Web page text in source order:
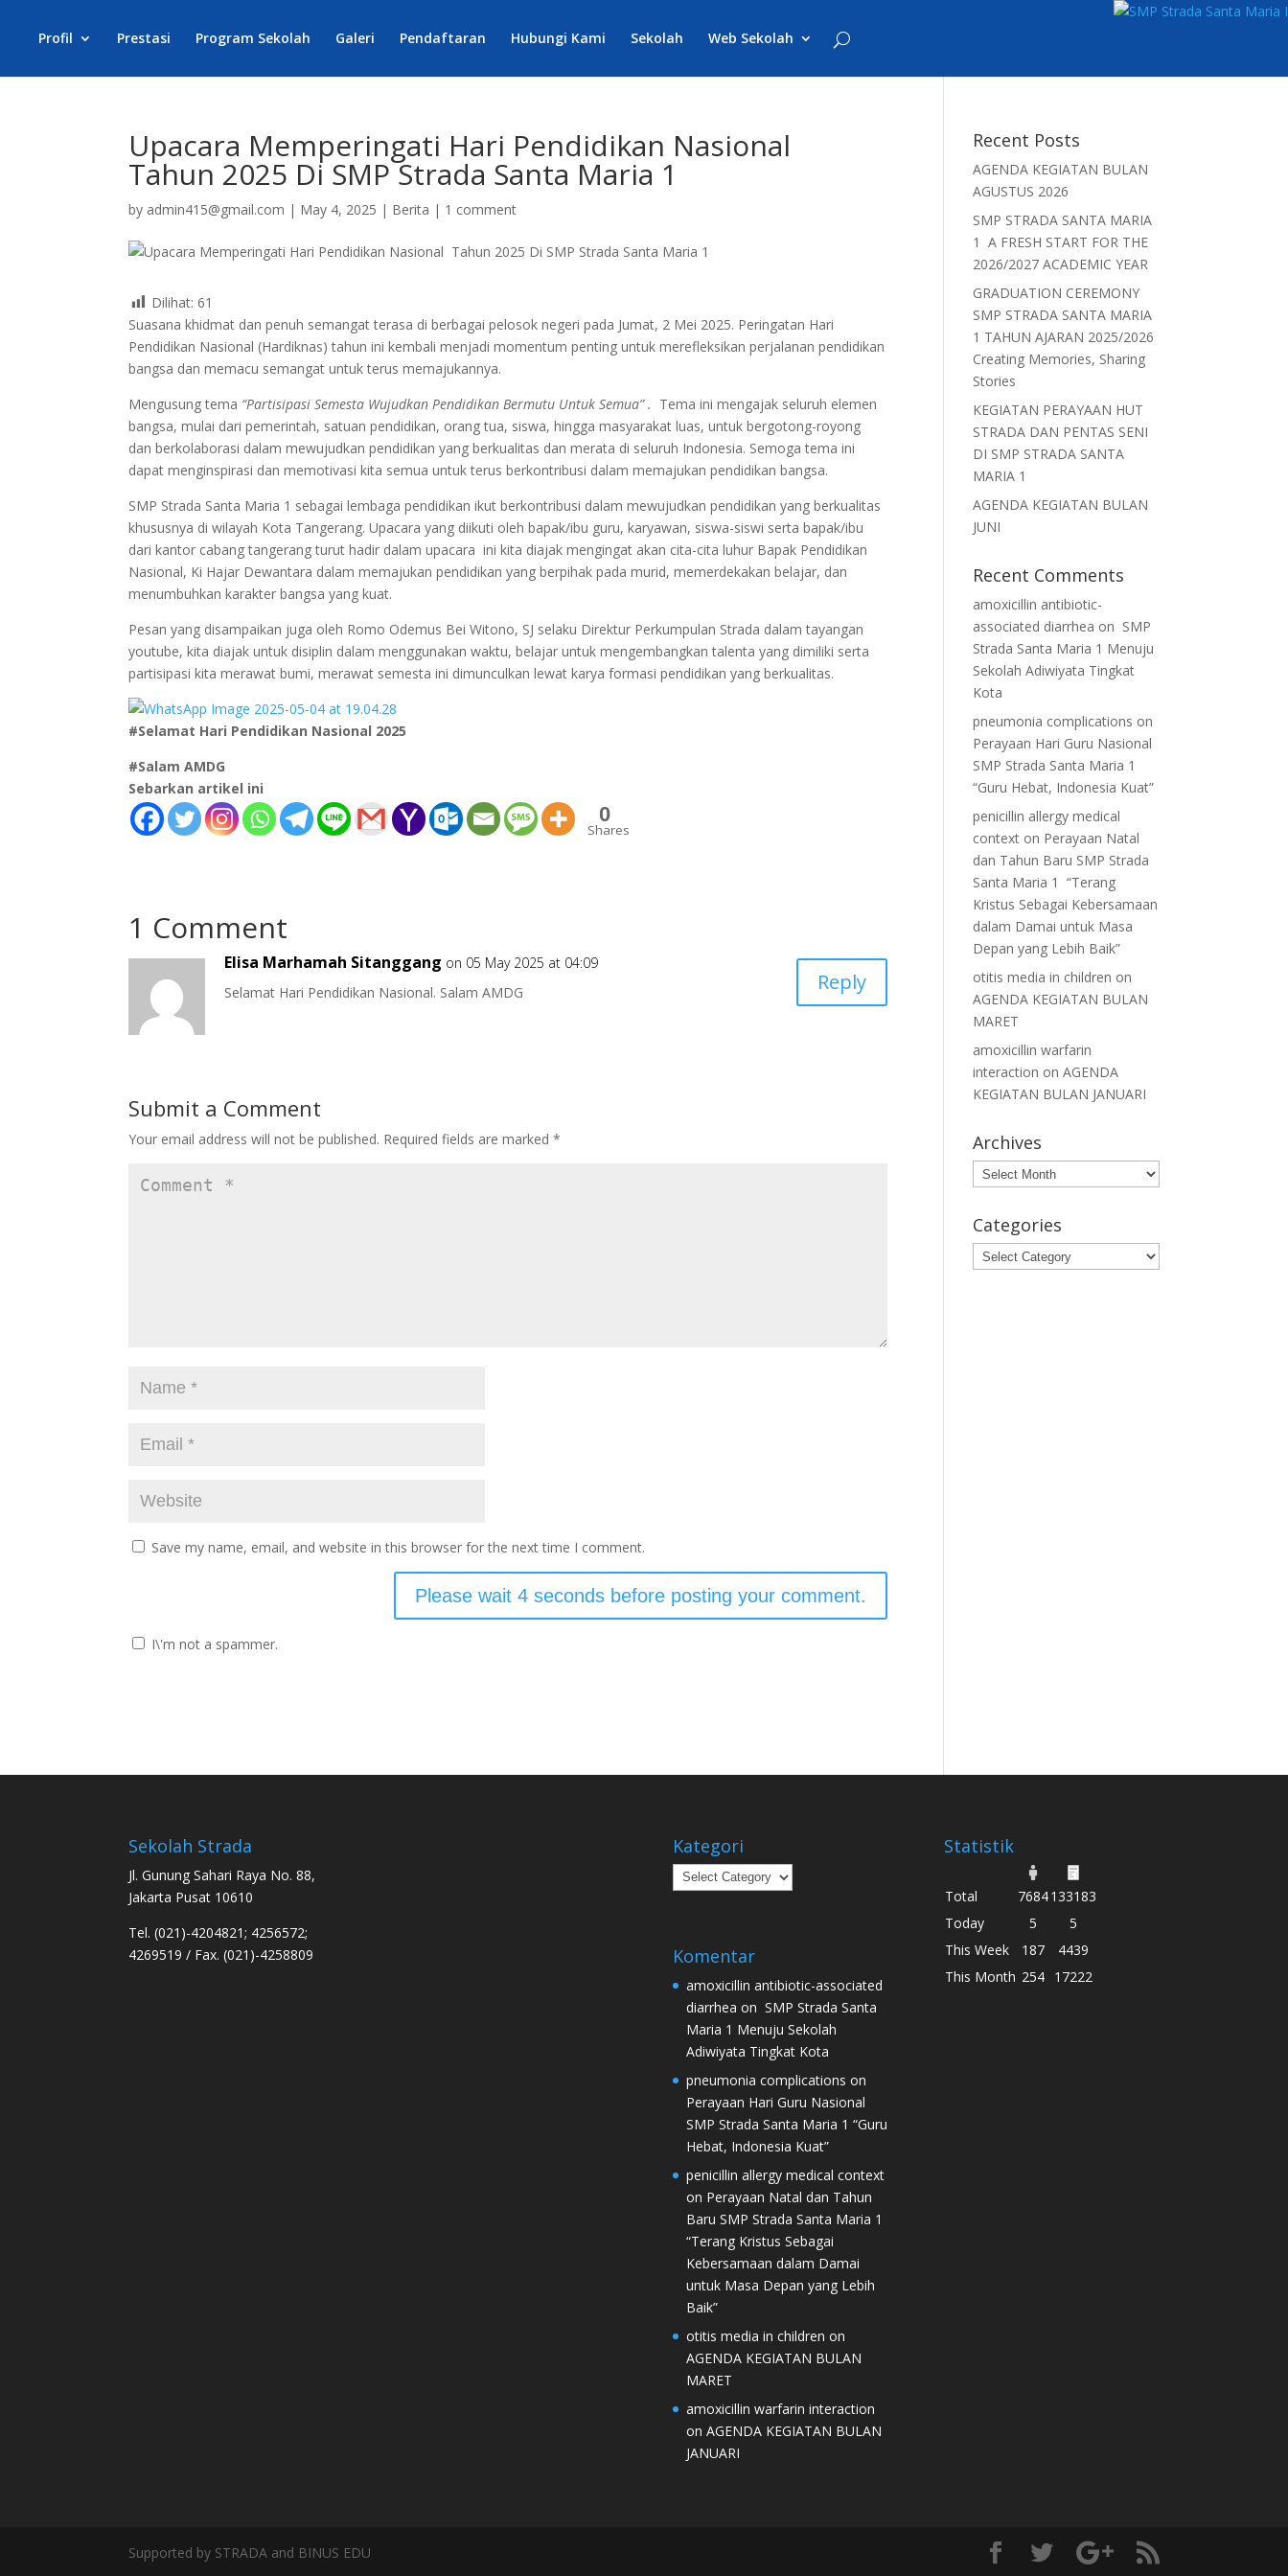
Profil Prestasi Program Sekolah Galeri Pendaftaran Hubungi Kami Sekolah Web Sekolah
Upacara Memperingati Hari Pendidikan Nasional
Tahun 2025 Di SMP Strada Santa Maria 1
by admin415@gmail.com | May 4, 2025 | Berita | 1 comment
Dilihat:61
Suasana khidmat dan penuh semangat terasa di berbagai pelosok negeri pada Jumat, 2 Mei 2025. Peringatan Hari
Pendidikan Nasional (Hardiknas) tahun ini kembali menjadi momentum penting untuk merefleksikan perjalanan pendidikan
bangsa dan memacu semangat untuk terus memajukannya.
Mengusung tema “Partisipasi Semesta Wujudkan Pendidikan Bermutu Untuk Semua” . Tema ini mengajak seluruh elemen
bangsa, mulai dari pemerintah, satuan pendidikan, orang tua, siswa, hingga masyarakat luas, untuk bergotong-royong
dan berkolaborasi dalam mewujudkan pendidikan yang berkualitas dan merata di seluruh Indonesia. Semoga tema ini
dapat menginspirasi dan memotivasi kita semua untuk terus berkontribusi dalam memajukan pendidikan bangsa.
SMP Strada Santa Maria 1 sebagai lembaga pendidikan ikut berkontribusi dalam mewujudkan pendidikan yang berkualitas
khususnya di wilayah Kota Tangerang. Upacara yang diikuti oleh bapak/ibu guru, karyawan, siswa-siswi serta bapak/ibu
dari kantor cabang tangerang turut hadir dalam upacara ini kita diajak mengingat akan cita-cita luhur Bapak Pendidikan
Nasional, Ki Hajar Dewantara dalam memajukan pendidikan yang berpihak pada murid, memerdekakan belajar, dan
menumbuhkan karakter bangsa yang kuat.
Pesan yang disampaikan juga oleh Romo Odemus Bei Witono, SJ selaku Direktur Perkumpulan Strada dalam tayangan
youtube, kita diajak untuk disiplin dalam menggunakan waktu, belajar untuk mengembangkan talenta yang dimiliki serta
partisipasi kita merawat bumi, merawat semesta ini dimunculkan lewat karya formasi pendidikan yang berkualitas.
#Selamat Hari Pendidikan Nasional 2025
#Salam AMDG
Sebarkan artikel ini
0
Shares
1 Comment
Elisa Marhamah Sitanggang on 05 May 2025 at 04:09
Selamat Hari Pendidikan Nasional. Salam AMDG
Reply
Submit a Comment
Your email address will not be published. Required fields are marked*
Save my name, email, and website in this browser for the next time I comment.
I\'m not a spammer.
Recent Posts
AGENDA KEGIATAN BULAN
AGUSTUS 2026
SMP STRADA SANTA MARIA
1 A FRESH START FOR THE
2026/2027 ACADEMIC YEAR
GRADUATION CEREMONY
SMP STRADA SANTA MARIA
1 TAHUN AJARAN 2025/2026
Creating Memories, Sharing
Stories
KEGIATAN PERAYAAN HUT
STRADA DAN PENTAS SENI
DI SMP STRADA SANTA
MARIA 1
AGENDA KEGIATAN BULAN
JUNI
Recent Comments
amoxicillin antibiotic-
associated diarrhea on SMP
Strada Santa Maria 1 Menuju
Sekolah Adiwiyata Tingkat
Kota
pneumonia complications on
Perayaan Hari Guru Nasional
SMP Strada Santa Maria 1
“Guru Hebat, Indonesia Kuat”
penicillin allergy medical
context on Perayaan Natal
dan Tahun Baru SMP Strada
Santa Maria 1 “Terang
Kristus Sebagai Kebersamaan
dalam Damai untuk Masa
Depan yang Lebih Baik”
otitis media in children on
AGENDA KEGIATAN BULAN
MARET
amoxicillin warfarin
interaction onAGENDA
KEGIATAN BULAN JANUARI
Archives
Archives
Categories
Categories
Sekolah Strada
Jl. Gunung Sahari Raya No. 88,
Jakarta Pusat 10610
Tel. (021)-4204821; 4256572;
4269519 / Fax. (021)-4258809
Kategori
Kategori
Komentar
amoxicillin antibiotic-associated
diarrhea on SMP Strada Santa
Maria 1 Menuju Sekolah
Adiwiyata Tingkat Kota
pneumonia complications on
Perayaan Hari Guru Nasional
SMP Strada Santa Maria 1 “Guru
Hebat, Indonesia Kuat”
penicillin allergy medical context
on Perayaan Natal dan Tahun
Baru SMP Strada Santa Maria 1
“Terang Kristus Sebagai
Kebersamaan dalam Damai
untuk Masa Depan yang Lebih
Baik”
otitis media in children on
AGENDA KEGIATAN BULAN
MARET
amoxicillin warfarin interaction
on AGENDA KEGIATAN BULAN
JANUARI
Statistik
Total 7684133183
Today
5
5
This Week
187
4439
This Month 254 17222
Supported by STRADA and BINUS EDU